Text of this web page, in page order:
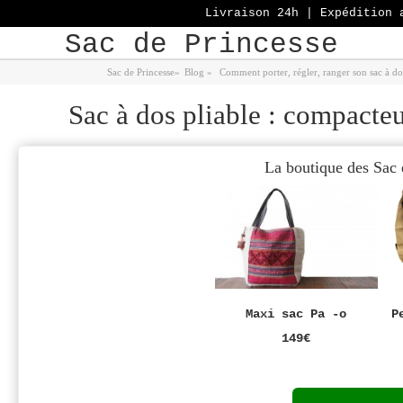
Sac de Princesse
Sac de Princesse» Blog » Comment porter, régler, ranger son sac à
Sac à dos pliable :
La boutique des
Maxi sac Pa -o
149€
Livraison 24h | Expédition